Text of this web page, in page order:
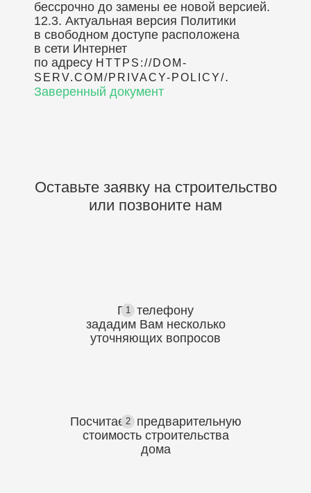
бессрочно до замены ее новой версией.
12.3. Актуальная версия Политики
в свободном доступе расположена
в сети Интернет
по адресу HTTPS://DOM-
SERV.COM/PRIVACY-POLICY/.
Заверенный документ
Оставьте заявку на строительство
или позвоните нам
1
По телефону
зададим Вам несколько
уточняющих вопросов
2
Посчитаем предварительную
стоимость строительства
дома